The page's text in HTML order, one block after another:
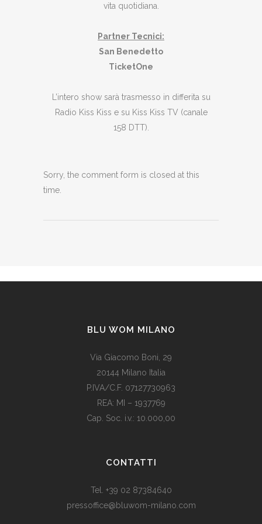
vita quotidiana.
Partner Tecnici:
San Benedetto
TicketOne
L’intero show sarà trasmesso in differita su
Radio Kiss Kiss e su Kiss Kiss TV (canale
158 DTT).
Sorry, the comment form is closed at this
time.
BLU WOM MILANO
Via Giacomo Boni, 29
20144 Milano Italia
P.IVA/C.F. 07127730963
REA: MI – 1937769
Cap. Soc. i.v.: 10.000,00
med dagens valutadevaluering må mange av oss ty til billige
stedet for dyre designerklokker.
CONTATTI
Tel. +39 02 87384640
pressoffice@bluwom-milano.com